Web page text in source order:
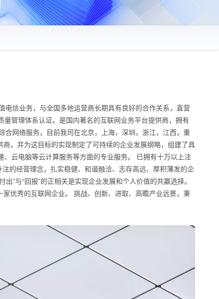
信业务，与全国多地运营商长期具有良好的合作关系，直营
管理体系认证。是国内著名的互联网业务平台提供商，拥有
网络服务，目前我司在北京，上海，深圳，浙江，江西，重
，并为这目标的实现制定了可持续的企业发展纲略，组建了具
云电脑等云计算服务等方面的专业服务。 已拥有十万以上注
的经营理念，扎实稳健、和谐融洽、志存高远、厚积薄发的企
”与“回报”的正相关是实现企业发展和个人价值的共赢选择。
优秀的互联网企业。 挑战、创新、进取、高瞻产业远景，秉